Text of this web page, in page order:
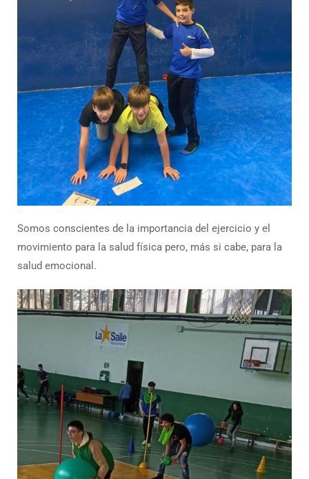
Somos conscientes de la importancia del ejercicio y el
movimiento para la salud física pero, más si cabe, para la
salud emocional.